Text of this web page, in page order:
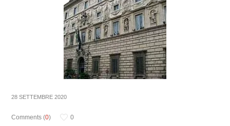
28 SETTEMBRE 2020
Comments (0)
0